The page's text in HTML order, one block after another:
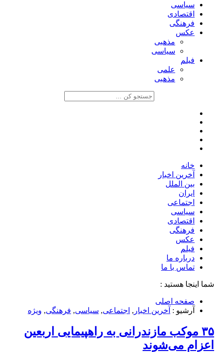
سیاسی
اقتصادی
فرهنگی
عکس
مذهبی
سیاسی
فیلم
علمی
مذهبی
خانه
آخرین اخبار
بین الملل
ایران
اجتماعی
سیاسی
اقتصادی
فرهنگی
عکس
فیلم
درباره ما
تماس با ما
شما اینجا هستید :
صفحه اصلی
آرشیو : آخرین اخبار , اجتماعی, سیاسی, فرهنگی, ویژه
۳۵ موکب مازندرانی به راهپیمایی اربعین
اعزام می‌شوند